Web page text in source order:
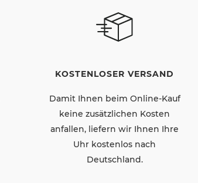
KOSTENLOSER VERSAND
Damit Ihnen beim Online-Kauf
keine zusätzlichen Kosten
anfallen, liefern wir Ihnen Ihre
Uhr kostenlos nach
Deutschland.